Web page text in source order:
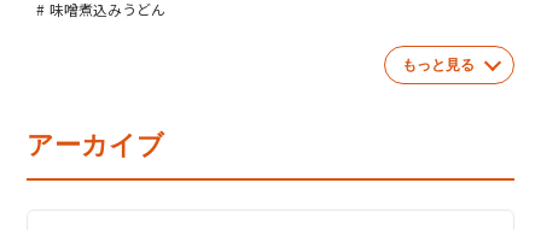
味噌煮込みうどん
もっと見る
アーカイブ